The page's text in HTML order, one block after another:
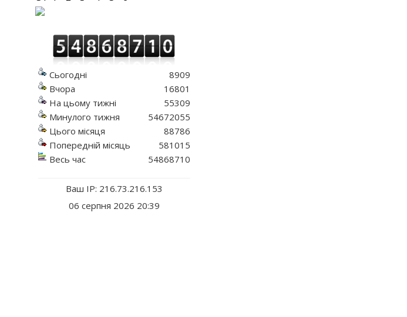
Сьогодні
Вчора
На цьому тижні
Минулого тижня
Цього місяця
Попередній місяць
Весь час
8909
16801
55309
54672055
88786
581015
54868710
Ваш IP: 216.73.216.153
06 серпня 2026 20:39